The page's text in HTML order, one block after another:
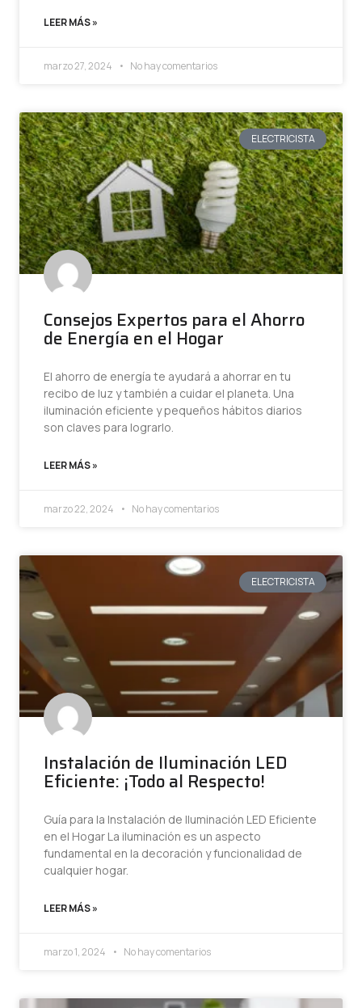
LEER MÁS »
marzo 27, 2024 No hay comentarios
ELECTRICISTA
Consejos Expertos para el Ahorro
de Energía en el Hogar
El ahorro de energía te ayudará a ahorrar en tu
recibo de luz y también a cuidar el planeta. Una
iluminación eficiente y pequeños hábitos diarios
son claves para lograrlo.
LEER MÁS »
marzo 22, 2024 No hay comentarios
ELECTRICISTA
Instalación de Iluminación LED
Eficiente: ¡Todo al Respecto!
Guía para la Instalación de Iluminación LED Eficiente
en el Hogar La iluminación es un aspecto
fundamental en la decoración y funcionalidad de
cualquier hogar.
LEER MÁS »
marzo 1, 2024 No hay comentarios